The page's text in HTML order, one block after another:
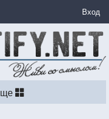
Вход